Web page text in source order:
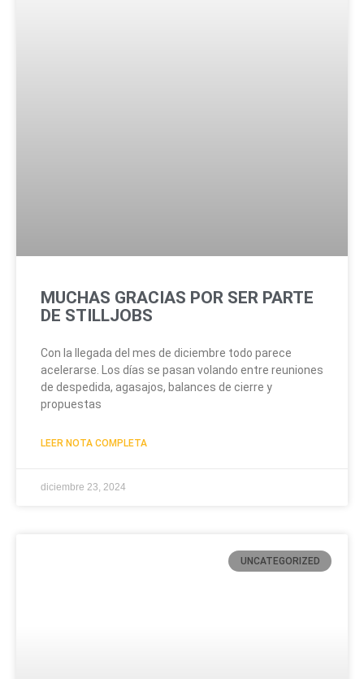
MUCHAS GRACIAS POR SER PARTE
DE STILLJOBS
Con la llegada del mes de diciembre todo parece
acelerarse. Los días se pasan volando entre reuniones
de despedida, agasajos, balances de cierre y
propuestas
LEER NOTA COMPLETA
diciembre 23, 2024
UNCATEGORIZED